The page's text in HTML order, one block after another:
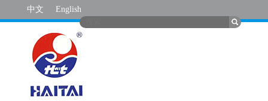
中文 English